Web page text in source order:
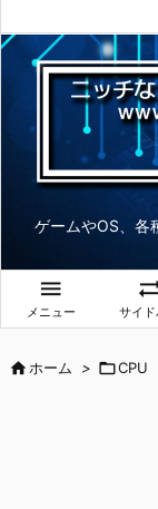
ゲームやOS、各

メニュー サイド
ホーム > CPU